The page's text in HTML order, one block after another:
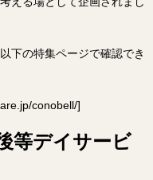
下の特集ページで確認でき
conobell/]
等デイサービ